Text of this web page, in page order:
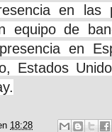
en las
equipo de
en
Estados
18:28